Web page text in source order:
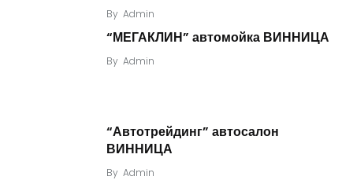
By Admin
“МЕГАКЛИН” автомойка ВИННИЦА
By Admin
“Автотрейдинг” автосалон
ВИННИЦА
By Admin